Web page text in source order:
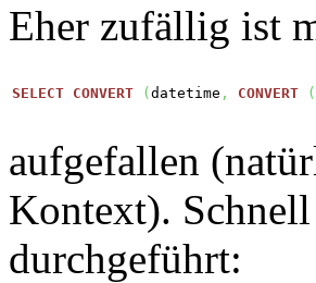
Eher zufällig ist
SELECT CONVERT (datetime , CONVERT (
aufgefallen
Kontext).
durchgeführt: